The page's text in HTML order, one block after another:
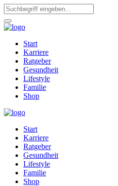
Start
Karriere
Ratgeber
Gesundheit
Lifestyle
Familie
Shop
Start
Karriere
Ratgeber
Gesundheit
Lifestyle
Familie
Shop